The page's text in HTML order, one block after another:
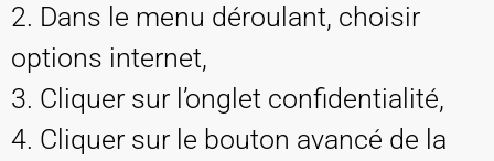
2. Dans le menu déroulant, choisir
options internet,
3. Cliquer sur l’onglet confidentialité,
4. Cliquer sur le bouton avancé de la